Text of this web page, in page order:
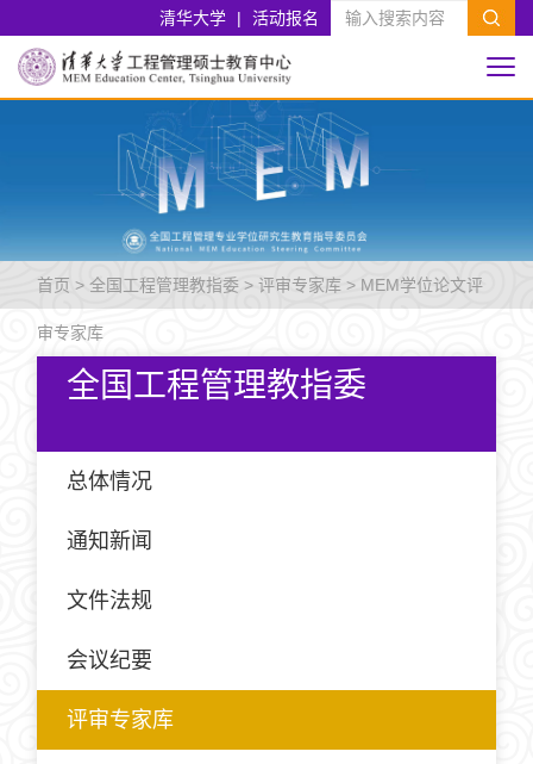
清华大学 | 活动报名
首页 > 全国工程管理教指委> 评审专家库> MEM学位论文评
审专家库
全国工程管理教指委
总体情况
通知新闻
文件法规
会议纪要
评审专家库